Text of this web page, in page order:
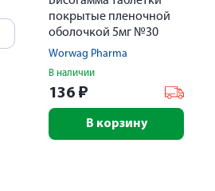
покрытые пленочной
оболочкой 5мг №30
Worwag Pharma
В наличии
136 ₽
В корзину